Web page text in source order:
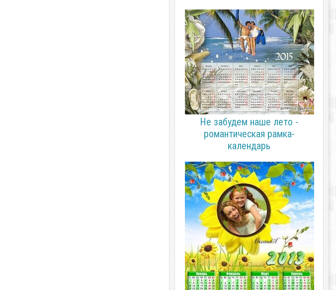
Не забудем наше лето -
романтическая рамка-
календарь